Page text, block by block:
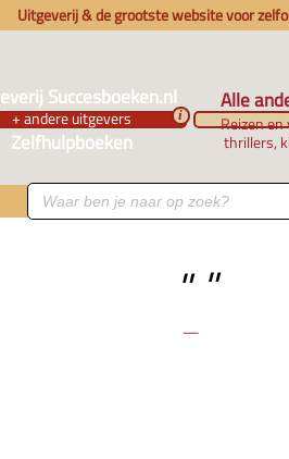
Uitgeverij & de grootste website voor
Succesboeken.nl
+ andere uitgevers
Zelfhulpboeken
i
Alle
Reizen
thrillers,